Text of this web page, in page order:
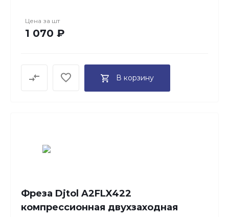
Цена за шт
1 070 ₽
В корзину
Фреза Djtol A2FLX422
компрессионная двухзаходная